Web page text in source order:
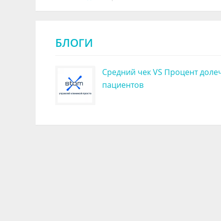
БЛОГИ
Средний чек VS Процент
пациентов